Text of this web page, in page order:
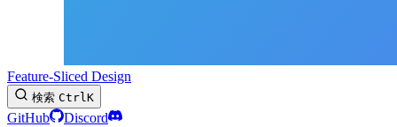
Feature-Sliced Design
検索 CtrlK
GitHub
Discord